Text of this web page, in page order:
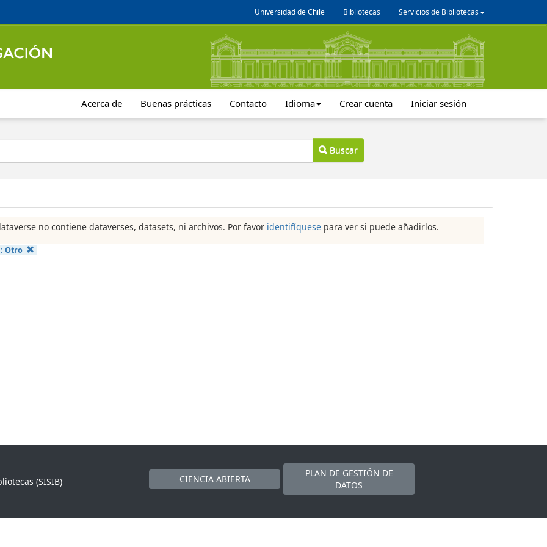
Universidad de Chile Bibliotecas Servicios de Bibliotecas
Acerca de Buenas prácticas Contacto Idioma Crear cuenta Iniciar sesión
Buscar
no contiene dataverses, datasets, ni archivos. Por favor identifíquese para ver si puede añadirlos.
Otro
(SISIB)
CIENCIA ABIERTA
PLAN DE GESTIÓN DE
DATOS